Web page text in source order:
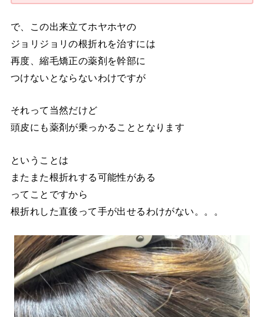
で、この出来立てホヤホヤの
ジョリジョリの根折れを治すには
再度、縮毛矯正の薬剤を幹部に
つけないとならないわけですが
それって当然だけど
頭皮にも薬剤が乗っかることとなります
ということは
またまた根折れする可能性がある
ってことですから
根折れした直後って手が出せるわけがない。。。